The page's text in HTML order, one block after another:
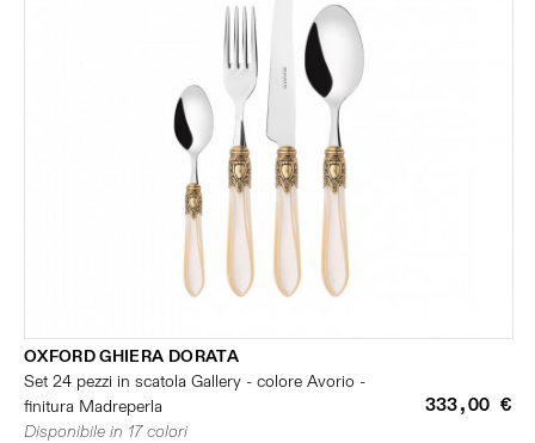
OXFORD GHIERA DORATA
Set 24 pezzi in scatola Gallery - colore Avorio -
finitura Madreperla
333,00 €
Disponibile in 17 colori